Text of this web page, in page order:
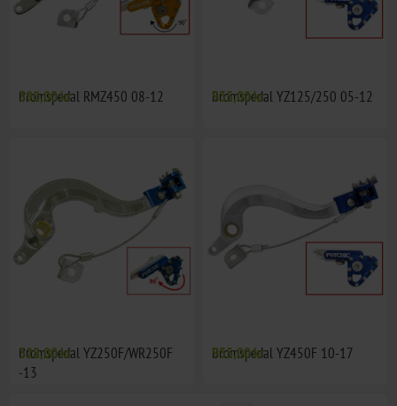
Bromspedal RMZ450 08-12
390,00 kr Bromspedal YZ125/250 05-12
935,00 kr
Bromspedal YZ250F/WR250F
-13
328,00 kr Bromspedal YZ450F 10-17
935,00 kr